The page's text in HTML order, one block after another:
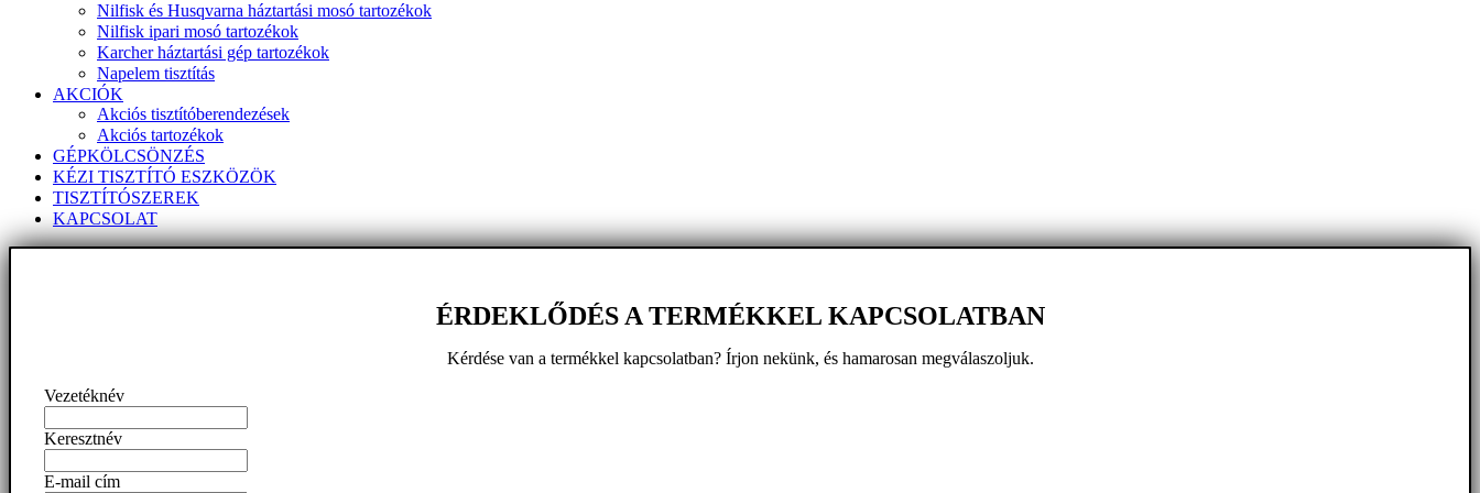
Nilfisk és Husqvarna háztartási mosó tartozékok
Nilfisk ipari mosó tartozékok
Karcher háztartási gép tartozékok
Napelem tisztítás
AKCIÓK
Akciós tisztítóberendezések
Akciós tartozékok
GÉPKÖLCSÖNZÉS
KÉZI TISZTÍTÓ ESZKÖZÖK
TISZTÍTÓSZEREK
KAPCSOLAT
ÉRDEKLŐDÉS A TERMÉKKEL KAPCSOLATBAN
Kérdése van a termékkel kapcsolatban? Írjon nekünk, és hamarosan megválaszoljuk.
Vezetéknév
Keresztnév
E-mail cím